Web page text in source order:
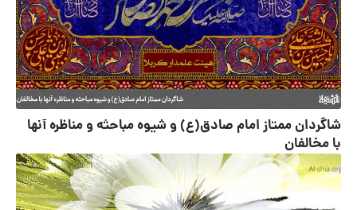
شاگردان ممتاز امام صادق(ع) و شیوه مباحثه و مناظره آنها
با مخالفان